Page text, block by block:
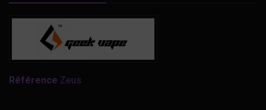
Référence Zeus